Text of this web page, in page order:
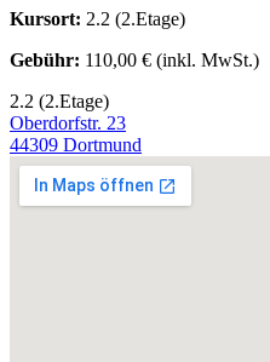
Kursort: 2.2 (2.Etage)
Gebühr: 110,00 € (inkl. MwSt.)
2.2 (2.Etage)
Oberdorfstr. 23
44309 Dortmund